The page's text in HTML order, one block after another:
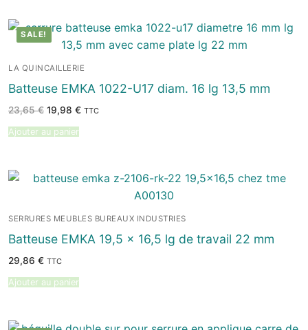
SALE!
LA QUINCAILLERIE
Batteuse EMKA 1022-U17 diam. 16 lg 13,5 mm
23,65€ Le
prix
initial
était :
19,98 €Le
TTC
Ajouter au panier
SERRURES MEUBLES BUREAUX INDUSTRIES
Batteuse EMKA 19,5 x 16,5 lg de travail 22 mm
29,86 € TTC
Ajouter au panier